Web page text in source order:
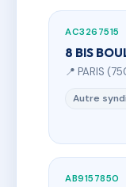
AC3267515
8 BIS
📍 PARIS
Autre
AB9157850